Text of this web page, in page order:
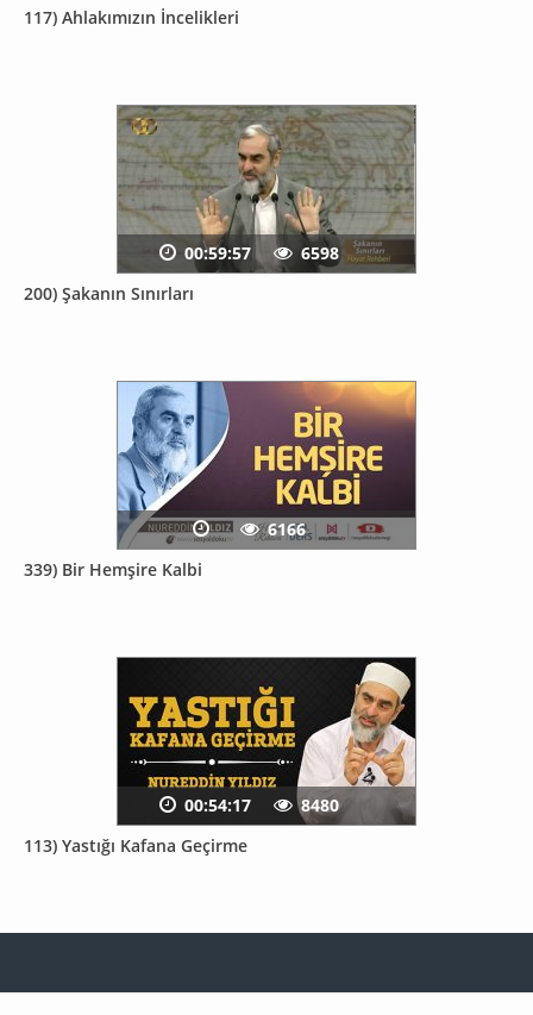
117) Ahlakımızın İncelikleri
200) Şakanın Sınırları
00:59:57 6598
339) Bir Hemşire Kalbi
6166
113) Yastığı Kafana Geçirme
00:54:17 8480